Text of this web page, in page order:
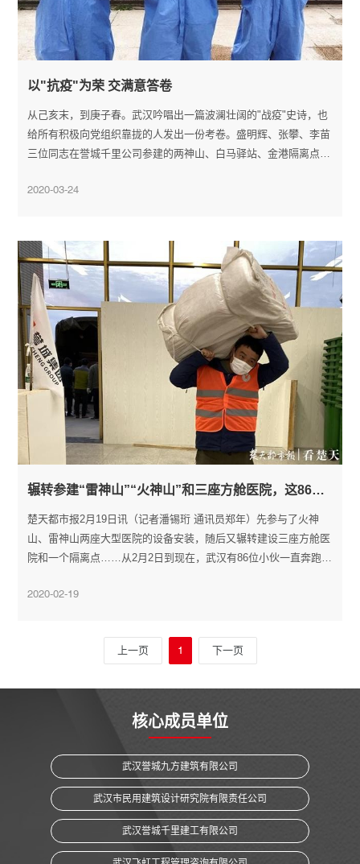
以"抗疫"为荣 交满意答卷
从己亥末，到庚子春。武汉吟唱出一篇波澜壮阔的"战疫"史诗，也
给所有积极向党组织靠拢的人发出一份考卷。盛明辉、张攀、李苗
三位同志在誉城千里公司参建的两神山、白马驿站、金港隔离点等
社区帮扶。三个年轻人用实际行动彰显出责任担当，用无私奉献为
2020-03-24
辗转参建“雷神山”“火神山”和三座方舱医院，这86位小伙半个多月没回家
楚天都市报2月19日讯（记者潘锡珩 通讯员郑年）先参与了火神
山、雷神山两座大型医院的设备安装，随后又辗转建设三座方舱医
院和一个隔离点……从2月2日到现在，武汉有86位小伙一直奔跑在
2020-02-19
上一页 1 下一页
核心成员单位
武汉誉城九方建筑有限公司
武汉市民用建筑设计研究院有限责任公司
武汉誉城千里建工有限公司